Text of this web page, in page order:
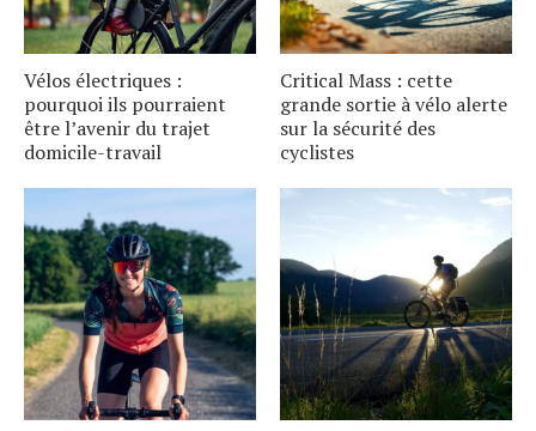
Vélos électriques :
pourquoi ils pourraient
être l’avenir du trajet
domicile-travail
Critical Mass : cette
grande sortie à vélo alerte
sur la sécurité des
cyclistes